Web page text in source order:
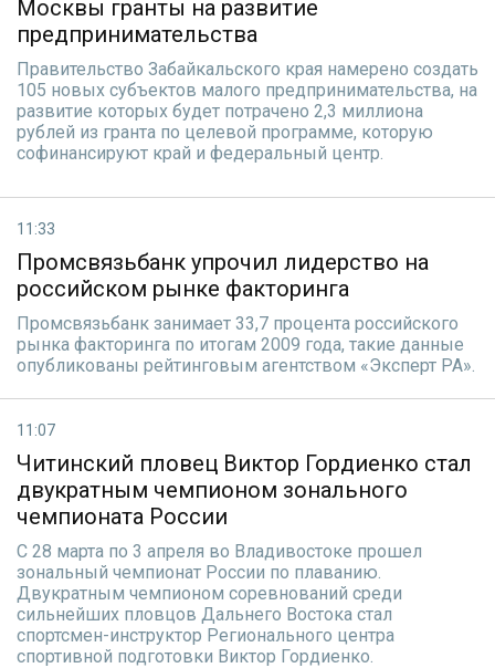
Москвы гранты на развитие
предпринимательства
Правительство Забайкальского края намерено создать
105 новых субъектов малого предпринимательства, на
развитие которых будет потрачено 2,3 миллиона
рублей из гранта по целевой программе, которую
софинансируют край и федеральный центр.
11:33
Промсвязьбанк упрочил лидерство на
российском рынке факторинга
Промсвязьбанк занимает 33,7 процента российского
рынка факторинга по итогам 2009 года, такие данные
опубликованы рейтинговым агентством «Эксперт РА».
11:07
Читинский пловец Виктор Гордиенко стал
двукратным чемпионом зонального
чемпионата России
C 28 марта по 3 апреля во Владивостоке прошел
зональный чемпионат России по плаванию.
Двукратным чемпионом соревнований среди
сильнейших пловцов Дальнего Востока стал
спортсмен-инструктор Регионального центра
спортивной подготовки Виктор Гордиенко.